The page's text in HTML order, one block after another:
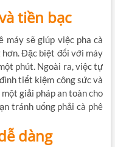
tiền bạc
máy sẽ giúp việc pha cà
hơn. Đặc biệt đối với máy
phút. Ngoài ra, việc tự
tiết kiệm công sức và
giải pháp an toàn cho
tránh uống phải cà phê
dàng